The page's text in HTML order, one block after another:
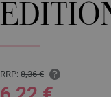
RRP: 8,36 €